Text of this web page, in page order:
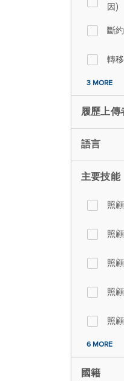
因)
斷
轉
3 MORE
履歷上傳
語言
主要技能
照
照
照
照
照
6 MORE
國籍